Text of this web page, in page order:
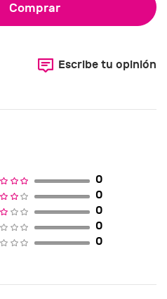
Comprar
Escribe tu opinión
0
0
0
0
0